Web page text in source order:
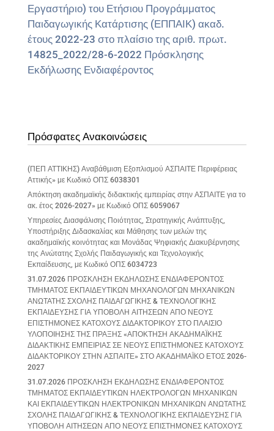
Εργαστήριο) του Ετήσιου Προγράμματος
Παιδαγωγικής Κατάρτισης (ΕΠΠΑΙΚ) ακαδ.
έτους 2022-23 στο πλαίσιο της αριθ. πρωτ.
14825_2022/28-6-2022 Πρόσκλησης
Εκδήλωσης Ενδιαφέροντος
Πρόσφατες Ανακοινώσεις
(ΠΕΠ ΑΤΤΙΚΗΣ) Αναβάθμιση Εξοπλισμού ΑΣΠΑΙΤΕ Περιφέρειας
Αττικής» με Κωδικό ΟΠΣ 6038301
Απόκτηση ακαδημαϊκής διδακτικής εμπειρίας στην ΑΣΠΑΙΤΕ για το
ακ. έτος 2026-2027» με Κωδικό ΟΠΣ 6059067
Υπηρεσίες Διασφάλισης Ποιότητας, Στρατηγικής Ανάπτυξης,
Υποστήριξης Διδασκαλίας και Μάθησης των μελών της
ακαδημαϊκής κοινότητας και Μονάδας Ψηφιακής Διακυβέρνησης
της Ανώτατης Σχολής Παιδαγωγικής και Τεχνολογικής
Εκπαίδευσης, με Κωδικό ΟΠΣ 6034723
31.07.2026 ΠΡΟΣΚΛΗΣΗ ΕΚΔΗΛΩΣΗΣ ΕΝΔΙΑΦΕΡΟΝΤΟΣ
ΤΜΗΜΑΤΟΣ ΕΚΠΑΙΔΕΥΤΙΚΩΝ ΜΗΧΑΝΟΛΟΓΩΝ ΜΗΧΑΝΙΚΩΝ
ΑΝΩΤΑΤΗΣ ΣΧΟΛΗΣ ΠΑΙΔΑΓΩΓΙΚΗΣ & ΤΕΧΝΟΛΟΓΙΚΗΣ
ΕΚΠΑΙΔΕΥΣΗΣ ΓΙΑ ΥΠΟΒΟΛΗ ΑΙΤΗΣΕΩΝ ΑΠΟ ΝΕΟΥΣ
ΕΠΙΣΤΗΜΟΝΕΣ ΚΑΤΟΧΟΥΣ ΔΙΔΑΚΤΟΡΙΚΟΥ ΣΤΟ ΠΛΑΙΣΙΟ
ΥΛΟΠΟΙΗΣΗΣ ΤΗΣ ΠΡΑΞΗΣ «ΑΠΟΚΤΗΣΗ ΑΚΑΔΗΜΑΪΚΗΣ
ΔΙΔΑΚΤΙΚΗΣ ΕΜΠΕΙΡΙΑΣ ΣΕ ΝΕΟΥΣ ΕΠΙΣΤΗΜΟΝΕΣ ΚΑΤΟΧΟΥΣ
ΔΙΔΑΚΤΟΡΙΚΟΥ ΣΤΗΝ ΑΣΠΑΙΤΕ» ΣΤΟ ΑΚΑΔΗΜΑΪΚΟ ΕΤΟΣ 2026-
2027
31.07.2026 ΠΡΟΣΚΛΗΣΗ ΕΚΔΗΛΩΣΗΣ ΕΝΔΙΑΦΕΡΟΝΤΟΣ
ΤΜΗΜΑΤΟΣ ΕΚΠΑΙΔΕΥΤΙΚΩΝ ΗΛΕΚΤΡΟΛΟΓΩΝ ΜΗΧΑΝΙΚΩΝ
ΚΑΙ ΕΚΠΑΙΔΕΥΤΙΚΩΝ ΗΛΕΚΤΡΟΝΙΚΩΝ ΜΗΧΑΝΙΚΩΝ ΑΝΩΤΑΤΗΣ
ΣΧΟΛΗΣ ΠΑΙΔΑΓΩΓΙΚΗΣ & ΤΕΧΝΟΛΟΓΙΚΗΣ ΕΚΠΑΙΔΕΥΣΗΣ ΓΙΑ
ΥΠΟΒΟΛΗ ΑΙΤΗΣΕΩΝ ΑΠΟ ΝΕΟΥΣ ΕΠΙΣΤΗΜΟΝΕΣ ΚΑΤΟΧΟΥΣ